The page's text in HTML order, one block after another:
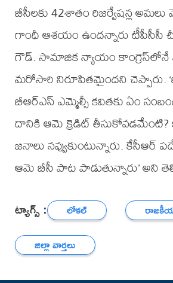
బీసీలకు 42శాతం రిజర్వేషన్ల అమలు
గాంధీ ఆశయం ఉందన్నారు
గౌడ్. సామాజిక న్యాయం
మరోసారి నిరూపితమైందని చెప్పారు.
బీఆర్ఎస్ ఎమ్మెల్సీ కవితకు ఏం
దానికి ఆమె క్రెడిట్ తీసుకోవడమేంటి?
జనాలు నవ్వుకుంటున్నారు. కేసీఆర్
ఆమె బీసీ పాట పాడుతున్నారు’ అని
ట్యాగ్స్ : లోకల్
జిల్లా వార్తలు